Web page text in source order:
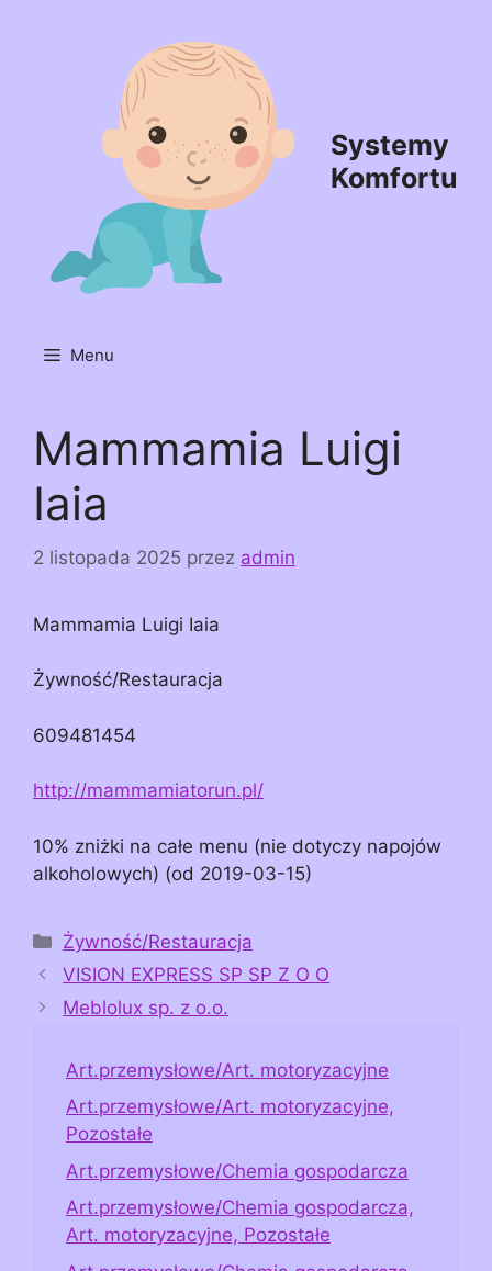
Systemy
Komfortu
Menu
Mammamia Luigi
Iaia
2 listopada 2025 przez admin
Mammamia Luigi Iaia
Żywność/Restauracja
609481454
http://mammamiatorun.pl/
10% zniżki na całe menu (nie dotyczy napojów
alkoholowych) (od 2019-03-15)
Kategorie
Żywność/Restauracja
VISION EXPRESS SP SP Z O O
Meblolux sp. z o.o.
Art.przemysłowe/Art. motoryzacyjne
Art.przemysłowe/Art. motoryzacyjne,
Pozostałe
Art.przemysłowe/Chemia gospodarcza
Art.przemysłowe/Chemia gospodarcza,
Art. motoryzacyjne, Pozostałe